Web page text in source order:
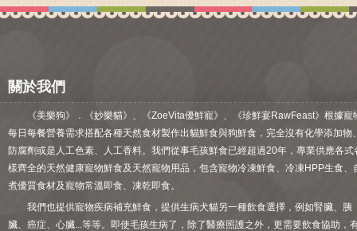
關於我們
《美樂狗》．《妙樂貓》、《ZoeVita優鮮寵》、《珍鮮宴RawFeast》根據寵
每日每餐營養需求搭配各種天然食材製作出貓鮮食與狗鮮食，完全沒有化學添加物
防腐劑或是人工色素、人工香料。我們從事毛孩鮮食已經超過20年，專業供應各式
樣齊全的天然健康寵物鮮食及天然寵物用品，包含寵物冷凍鮮食、冷凍HPP生食、
煮優質食材及寵物常溫即食、凍乾即食。
我們也提供寵物疾病補充鮮食，提供生病犬貓另一種飲食選擇，例如腎臟、胰
臟、癌症、心臟...等等。即使毛孩生病了，除了醫療照護之外，更需要飲食協助，